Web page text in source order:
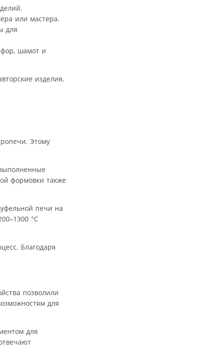
или мастера.
для
шамот и
изделия,
Этому
формовки также
печи на
°C
Благодаря
позволили
для
для